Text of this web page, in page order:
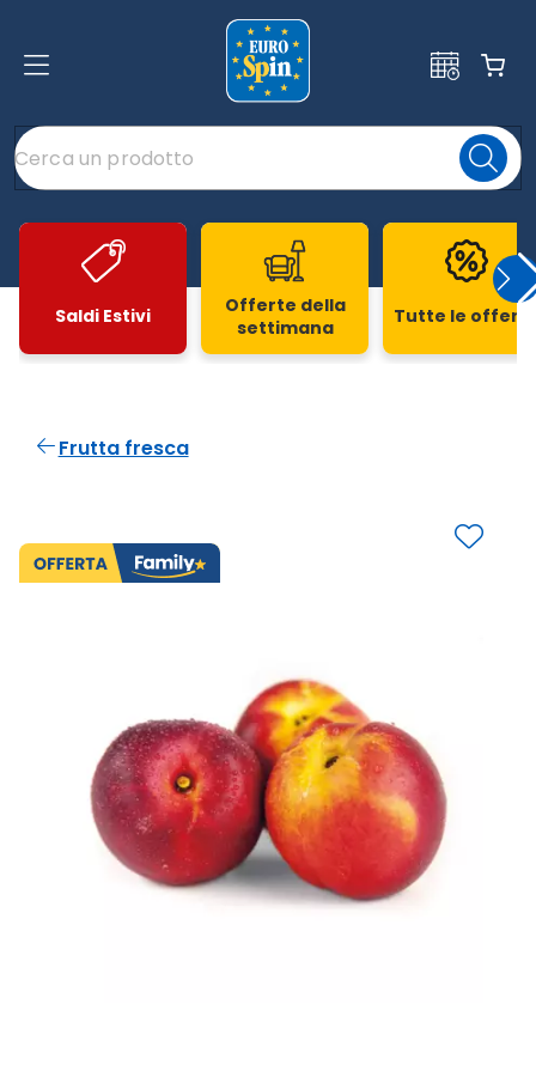
Saldi Estivi
Offerte della
settimana
Tutte le
Frutta fresca